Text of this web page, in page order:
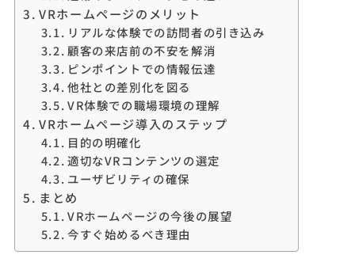
VRホームページのメリット
リアルな体験での訪問者の引き込み
顧客の来店前の不安を解消
ピンポイントでの情報伝達
他社との差別化を図る
VR体験での職場環境の理解
VRホームページ導入のステップ
目的の明確化
適切なVRコンテンツの選定
ユーザビリティの確保
まとめ
VRホームページの今後の展望
今すぐ始めるべき理由